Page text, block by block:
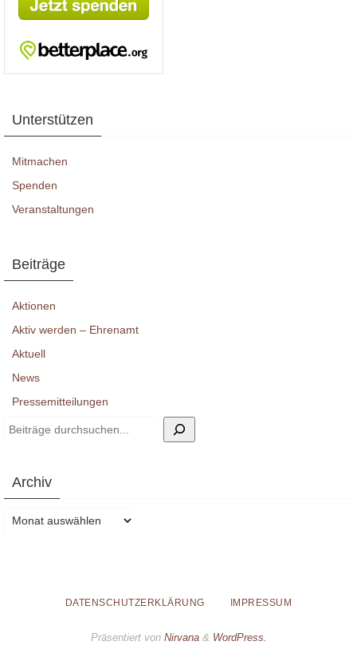
Unterstützen
Mitmachen
Spenden
Veranstaltungen
Beiträge
Aktionen
Aktiv werden – Ehrenamt
Aktuell
News
Pressemitteilungen
Suchen
Archiv
Archiv
DATENSCHUTZERKLÄRUNG IMPRESSUM
Präsentiert von Nirvana& WordPress.